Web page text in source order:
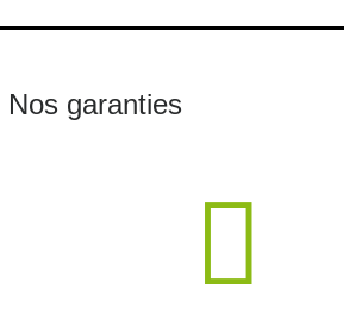
Nos garanties